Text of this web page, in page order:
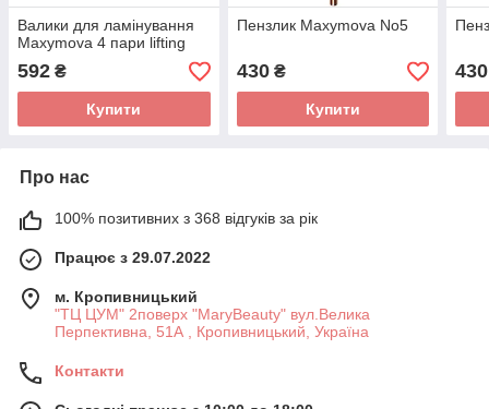
Валики для ламінування
Maxymova 4 пари lifting
592 ₴
Купити
Пензлик Maxymova No5
430₴
Купити
430
Про нас
100% позитивних з 368 відгуків за рік
Працює з 29.07.2022
м. Кропивницький
"ТЦ ЦУМ" 2поверх "MaryBeauty" вул.Велика
Перпективна, 51А , Кропивницький, Україна
Контакти